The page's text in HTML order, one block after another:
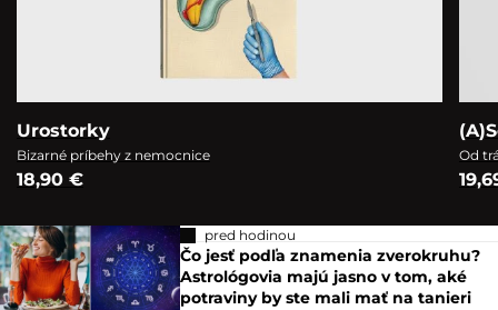
Urostorky
Bizarné príbehy z nemocnice
18,90 €
Od
pred hodinou
Čo jesť podľa znamenia zverokruhu?
Astrológovia majú jasno v tom, aké
potraviny by ste mali mať na tanieri